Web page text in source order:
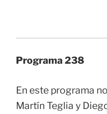
Programa 238
En este programa
Martín Teglia y